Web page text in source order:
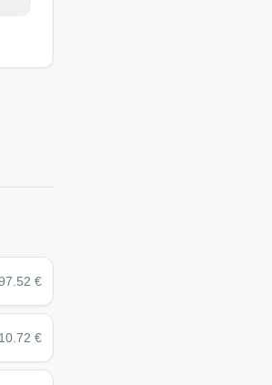
€
€